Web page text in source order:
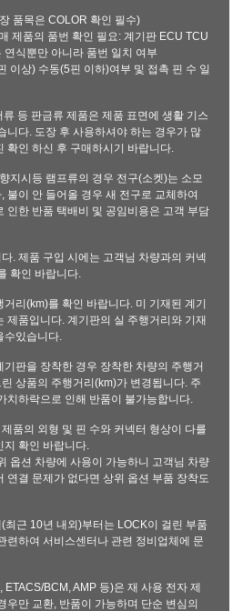
품목은 COLOR 확인 필수)
제품의 품번 확인 필요: 계기판 ECU TCU
식뿐만 아니라 품번 일치 여부
이상) 수동(5핀 이하)여부 및 접촉 핀 수 일
등 판금류 제품은 제품 표면에 생활 기스
니다. 도장 후 사용하셔야 하는 경우가 많
확인 하신 후 구매하시기 바랍니다.
지시등 램프류의 경우 전구(소켓)는 소모
불이 안 들어올 경우 새 전구로 교체하여
인한 반품 택배비 및 공임비용은 고객 부담
. 제품 구입 시에는 고객님 차량과의 커넥
확인 바랍니다.
리(km)를 확인 바랍니다. 미 기재된 계기
제품입니다. 계기판의 실 주행거리와 기재
수있습니다.
판을 장착한 경우 장착한 차량의 주행거
상품의 주행거리(km)가 변경됩니다. 주
치하락으로 인해 반품이 불가능합니다.
품의 외형 및 핀 수와 커넥터 형상이 다를
지 확인 바랍니다.
옵션 차량에 사용이 가능하니 고객님 차량
연결 문제가 없다면 상위 옵션 부품 장착도
최근 10년 내외)부터는 LOCK이 걸린 부품
련하여 서비스센터나 관련 정비업체에 문
BCM, AMP 등)은 재 사용 전자 제
우만 교환, 반품이 가능하며 단순 변심의